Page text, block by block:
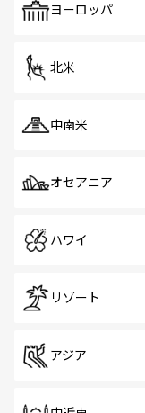
で、ホー
ヨーロッパ
北米
中南米
オセアニア
ハワイ
リゾート
アジア